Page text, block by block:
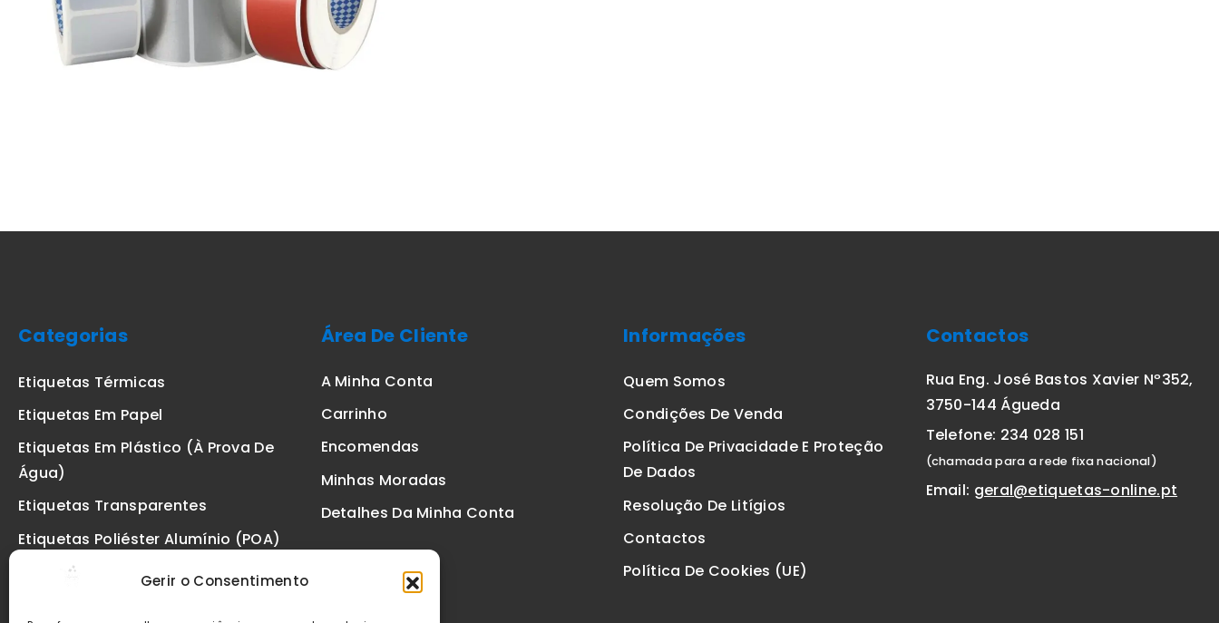
Gerir o Consentimento
Categorias
Etiquetas Térmicas
Etiquetas Em Papel
Etiquetas Em Plástico (à Prova De
Água)
Etiquetas Transparentes
Etiquetas Poliéster Alumínio (POA)
Etiquetas De Segurança VOID
Área De Cliente
A Minha Conta
Carrinho
Encomendas
Minhas Moradas
Detalhes Da Minha Conta
Informações
Quem Somos
Condições De Venda
Política De Privacidade E Proteção
De Dados
Resolução De Litígios
Contactos
Política De Cookies (UE)
Contactos
Rua Eng. José Bastos Xavier Nº352,
3750-144 Águeda
Telefone: 234 028 151
(chamada para a rede fixa nacional)
Email: geral@etiquetas-online.pt